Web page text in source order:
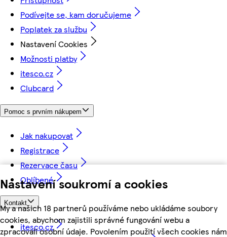
Nastavení soukromí a cookies
My a našich 18 partnerů používáme nebo ukládáme soubory
cookies, abychom zajistili správné fungování webu a
zpracovali osobní údaje. Povolením použití všech cookies nám
Podívejte se, kam doručujeme
Poplatek za službu
Nastavení Cookies
Možnosti platby
itesco.cz
Clubcard
Pomoc s prvním nákupem
Jak nakupovat
Registrace
Rezervace času
Oblíbené
Kontakt
itesco.cz